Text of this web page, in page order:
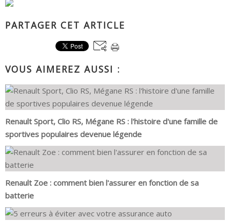
PARTAGER CET ARTICLE
VOUS AIMEREZ AUSSI :
Renault Sport, Clio RS, Mégane RS : l'histoire d'une famille de
sportives populaires devenue légende
Renault Zoe : comment bien l'assurer en fonction de sa
batterie